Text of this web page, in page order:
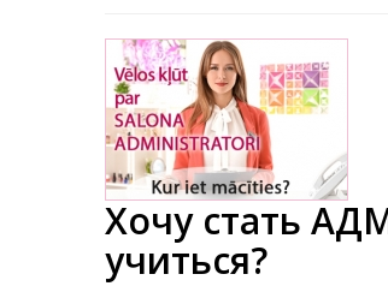
Хочу стать
учиться?